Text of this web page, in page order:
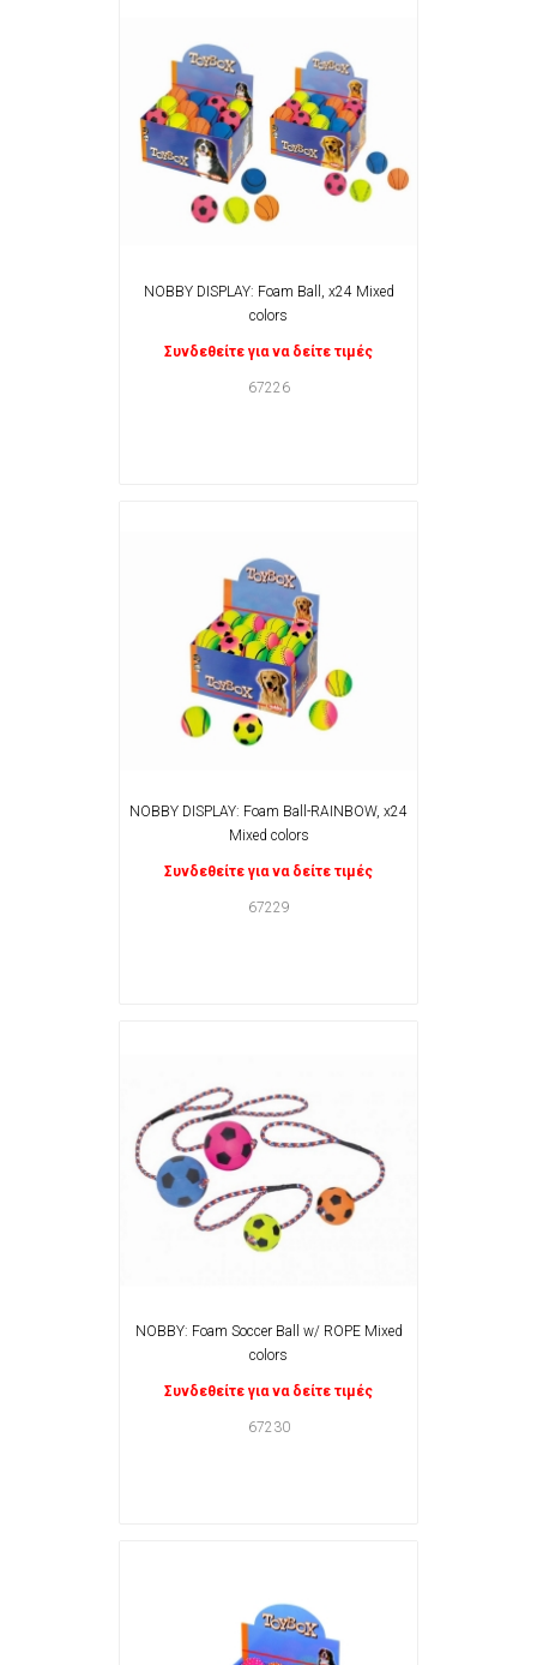
NOBBY DISPLAY: Foam Ball, x24 Mixed
colors
Συνδεθείτε για να δείτε τιμές
67226
NOBBY DISPLAY: Foam Ball-RAINBOW, x24
Mixed colors
Συνδεθείτε για να δείτε τιμές
67229
NOBBY: Foam Soccer Ball w/ ROPE Mixed
colors
Συνδεθείτε για να δείτε τιμές
67230